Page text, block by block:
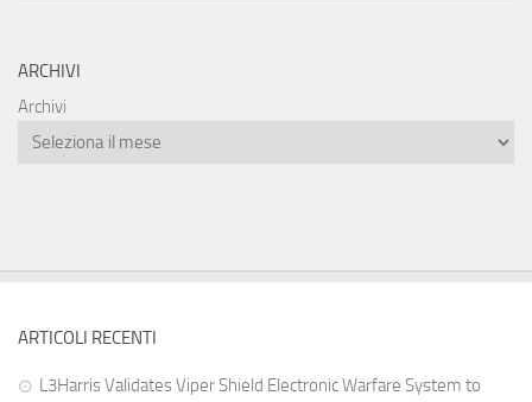
ARCHIVI
Archivi
ARTICOLI RECENTI
L3Harris Validates Viper Shield Electronic Warfare System to